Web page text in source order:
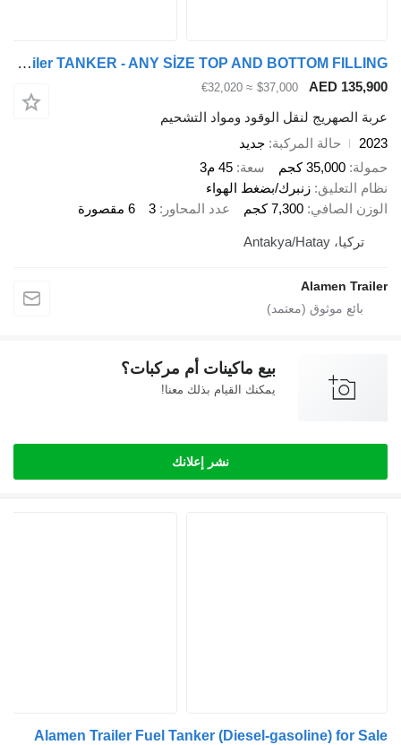
Alamen Trailer TANKER - ANY SİZE TOP AND BOTTOM FILLING
AED 135,900
$37,000
≈ €32,020
عربة الصهريج لنقل الوقود ومواد التشحيم
2023
حالة المركبة جديد
حمولة 35,000 كجم سعة 45 م3
نظام التعليق زنبرك/بضغط الهواء
الوزن الصافي 7,300 كجم عدد المحاور 3 6 مقصورة
تركيا، Antakya/Hatay
Alamen Trailer
بيع ماكينات أم مركبات؟
يمكنك القيام بذلك معنا!
نشر إعلانك
Alamen Trailer Fuel Tanker (Diesel-gasoline) for Sale